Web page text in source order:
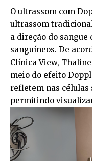
O ultrassom com
ultrassom
a direção do sangue
sanguíneos. De
Clínica View,
meio do efeito
refletem nas células
permitindo